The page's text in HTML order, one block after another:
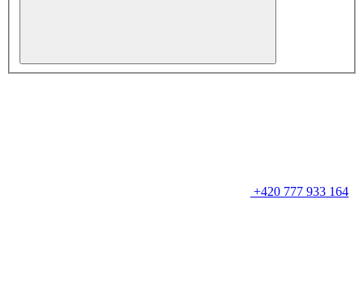
+420 777 933 164